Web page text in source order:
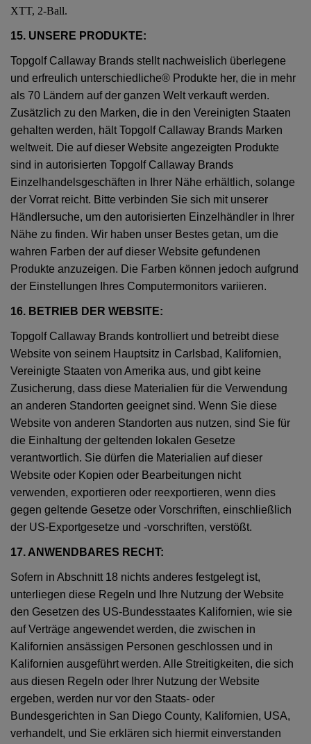
XTT, 2-Ball.
15. UNSERE PRODUKTE:
Topgolf Callaway Brands stellt nachweislich überlegene
und erfreulich unterschiedliche® Produkte her, die in mehr
als 70 Ländern auf der ganzen Welt verkauft werden.
Zusätzlich zu den Marken, die in den Vereinigten Staaten
gehalten werden, hält Topgolf Callaway Brands Marken
weltweit. Die auf dieser Website angezeigten Produkte
sind in autorisierten Topgolf Callaway Brands
Einzelhandelsgeschäften in Ihrer Nähe erhältlich, solange
der Vorrat reicht. Bitte verbinden Sie sich mit unserer
Händlersuche, um den autorisierten Einzelhändler in Ihrer
Nähe zu finden. Wir haben unser Bestes getan, um die
wahren Farben der auf dieser Website gefundenen
Produkte anzuzeigen. Die Farben können jedoch aufgrund
der Einstellungen Ihres Computermonitors variieren.
16. BETRIEB DER WEBSITE:
Topgolf Callaway Brands kontrolliert und betreibt diese
Website von seinem Hauptsitz in Carlsbad, Kalifornien,
Vereinigte Staaten von Amerika aus, und gibt keine
Zusicherung, dass diese Materialien für die Verwendung
an anderen Standorten geeignet sind. Wenn Sie diese
Website von anderen Standorten aus nutzen, sind Sie für
die Einhaltung der geltenden lokalen Gesetze
verantwortlich. Sie dürfen die Materialien auf dieser
Website oder Kopien oder Bearbeitungen nicht
verwenden, exportieren oder reexportieren, wenn dies
gegen geltende Gesetze oder Vorschriften, einschließlich
der US-Exportgesetze und -vorschriften, verstößt.
17. ANWENDBARES RECHT:
Sofern in Abschnitt 18 nichts anderes festgelegt ist,
unterliegen diese Regeln und Ihre Nutzung der Website
den Gesetzen des US-Bundesstaates Kalifornien, wie sie
auf Verträge angewendet werden, die zwischen in
Kalifornien ansässigen Personen geschlossen und in
Kalifornien ausgeführt werden. Alle Streitigkeiten, die sich
aus diesen Regeln oder Ihrer Nutzung der Website
ergeben, werden nur vor den Staats- oder
Bundesgerichten in San Diego County, Kalifornien, USA,
verhandelt, und Sie erklären sich hiermit einverstanden